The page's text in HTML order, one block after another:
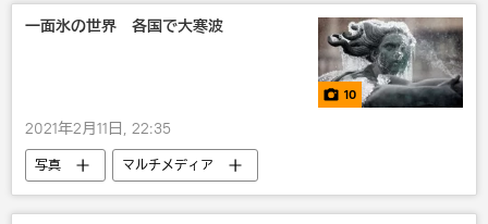
一面氷の世界 各国で大寒波
10
2021年2月11日, 22:35
写真 マルチメディア